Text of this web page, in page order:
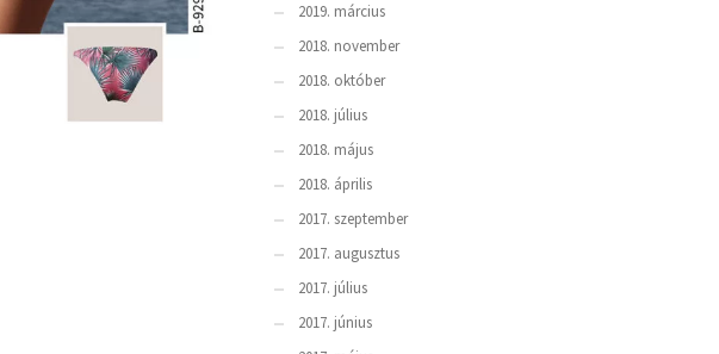
2019. március
2018. november
2018. október
2018. július
2018. május
2018. április
2017. szeptember
2017. augusztus
2017. július
2017. június